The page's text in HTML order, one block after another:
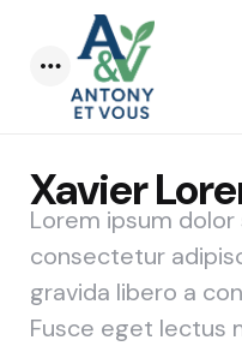
Menu
Xavier
Lorem ipsum
consectetur
gravida libero a
Fusce eget lectus